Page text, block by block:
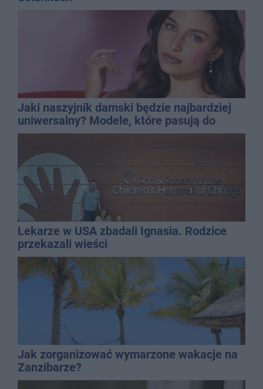
Jaki naszyjnik damski będzie najbardziej
uniwersalny? Modele, które pasują do
wielu stylizacji
Lekarze w USA zbadali Ignasia. Rodzice
przekazali wieści
Jak zorganizować wymarzone wakacje na
Zanzibarze?